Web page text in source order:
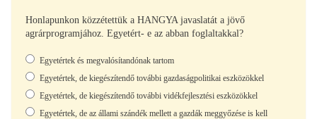
Honlapunkon közzétettük a HANGYA javaslatát a jövő
agrárprogramjához. Egyetért- e az abban foglaltakkal?
Választások
Egyetértek és megvalósítandónak tartom
Egyetértek, de kiegészítendő további gazdaságpolitikai eszközökkel
Egyetértek, de kiegészítendő további vidékfejlesztési eszközökkel
Egyetértek, de az állami szándék mellett a gazdák meggyőzése is kell